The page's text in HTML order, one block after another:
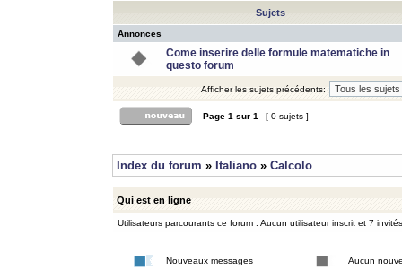
Sujets
Annonces
Come inserire delle formule matematiche in
questo forum
Afficher les sujets précédents:
Page 1 sur 1 [ 0 sujets ]
Index du forum » Italiano » Calcolo
Qui est en ligne
Utilisateurs parcourants ce forum : Aucun utilisateur inscrit et 7 invités
Nouveaux messages Aucun